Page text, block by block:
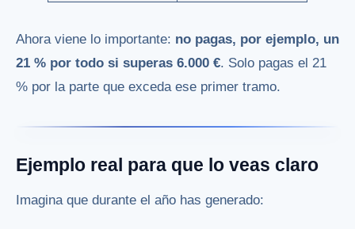
Ahora viene lo importante: no pagas, por ejemplo, un
21 % por todo si superas 6.000 €. Solo pagas el 21
% por la parte que exceda ese primer tramo.
Ejemplo real para que lo veas claro
Imagina que durante el año has generado: